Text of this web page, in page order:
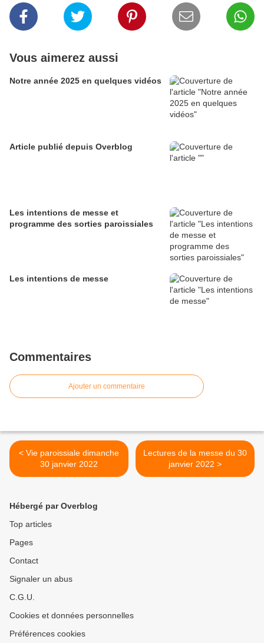
Vous aimerez aussi
Notre année 2025 en quelques vidéos
Article publié depuis Overblog
Les intentions de messe et
programme des sorties paroissiales
Les intentions de messe
Commentaires
Ajouter un commentaire
< Vie paroissiale dimanche
30 janvier 2022
Lectures de la messe du 30
janvier 2022 >
Hébergé par Overblog
Top articles
Pages
Contact
Signaler un abus
C.G.U.
Cookies et données personnelles
Préférences cookies